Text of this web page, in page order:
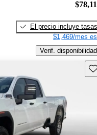
El precio incluye tasas
$1,469/mes
Verif. disponibilidad